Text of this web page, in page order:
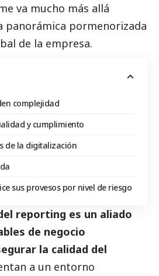
va mucho más allá
panorámica pormenorizada
de la empresa.
complejidad
y cumplimiento
de la digitalización
sus provesos por nivel de riesgo
reporting es un aliado
de negocio
la calidad del
a un entorno